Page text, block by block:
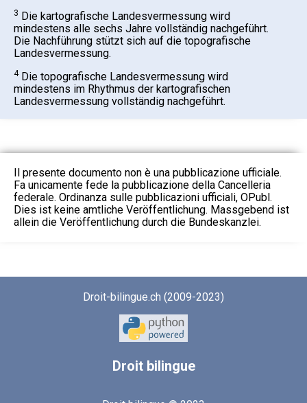
3 Die kartografische Landesvermessung wird
mindestens alle sechs Jahre vollständig nachgeführt.
Die Nachführung stützt sich auf die topografische
Landesvermessung.
4Die topografische Landesvermessung wird
mindestens im Rhythmus der kartografischen
Landesvermessung vollständig nachgeführt.
Il presente documento non è una pubblicazione ufficiale.
Fa unicamente fede la pubblicazione della Cancelleria
federale. Ordinanza sulle pubblicazioni ufficiali, OPubl.
Dies ist keine amtliche Veröffentlichung. Massgebend ist
allein die Veröffentlichung durch die Bundeskanzlei.
Droit-bilingue.ch (2009-2023)
Droitbilingue